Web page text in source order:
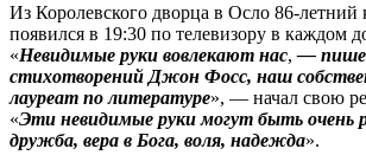
Из Королевского дворца в Осло 86-летний
появился в 19:30 по телевизору в каждом
«Невидимые руки вовлекают нас,—
стихотворений Джон Фосс, наш
лауреат по литературе», — начал свою
«Эти невидимые руки могут быть очень
дружба, вера в Бога, воля, надежда».